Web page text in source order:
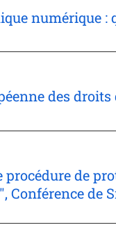
numérique :
des droits
procédure de
Conférence de